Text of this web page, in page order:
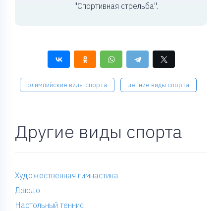
"Спортивная стрельба".
олимпийские виды спорта летние виды спорта
Другие виды спорта
Художественная гимнастика
Дзюдо
Настольный теннис